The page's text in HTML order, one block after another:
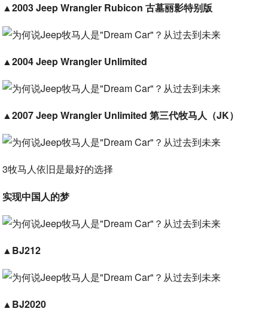
▲2003 Jeep Wrangler Rubicon 古墓丽影特别版
▲2004 Jeep Wrangler Unlimited
▲2007 Jeep Wrangler Unlimited 第三代牧马人（JK）
3牧马人依旧是最好的选择
实现中国人的梦
▲BJ212
▲BJ2020